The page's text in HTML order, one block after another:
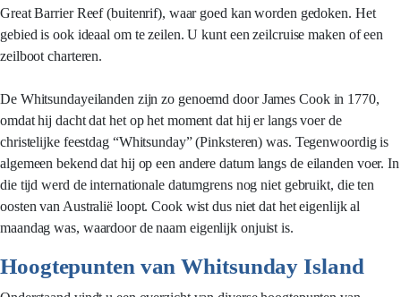
Great Barrier Reef (buitenrif), waar goed kan worden gedoken. Het
gebied is ook ideaal om te zeilen. U kunt een zeilcruise maken of een
zeilboot charteren.
De Whitsundayeilanden zijn zo genoemd door James Cook in 1770,
omdat hij dacht dat het op het moment dat hij er langs voer de
christelijke feestdag “Whitsunday” (Pinksteren) was. Tegenwoordig is
algemeen bekend dat hij op een andere datum langs de eilanden voer. In
die tijd werd de internationale datumgrens nog niet gebruikt, die ten
oosten van Australië loopt. Cook wist dus niet dat het eigenlijk al
maandag was, waardoor de naam eigenlijk onjuist is.
Hoogtepunten van Whitsunday Island